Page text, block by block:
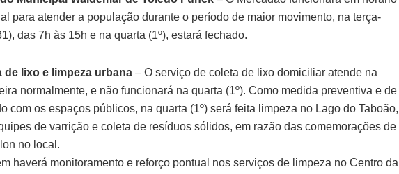
para atender a população durante o período de maior movimento, na terça-
das 7h às 15h e na quarta (1º), estará fechado.
de lixo e limpeza urbana – O serviço de coleta de lixo domiciliar atende na
normalmente, e não funcionará na quarta (1º). Como medida preventiva e de
com os espaços públicos, na quarta (1º) será feita limpeza no Lago do Taboão,
de varrição e coleta de resíduos sólidos, em razão das comemorações de
no local.
haverá monitoramento e reforço pontual nos serviços de limpeza no Centro da